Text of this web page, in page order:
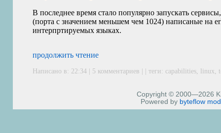
В последнее время стало популярно запускать
(порта с значением меньшем чем 1024) написаные на
интерпртируемых языках.
продолжить чтение
Написано в: 22:34 | 5 комментариев | | теги: capabilities linux
Copyright © 2000—2026
Powered by byteflow